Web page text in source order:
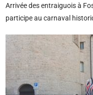
Arrivée des entraiguois à
participe au carnaval